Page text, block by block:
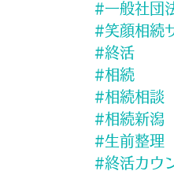
#一般社団
#笑顔相続
#終活
#相続
#相続相談
#相続新潟
#生前整理
#終活カウ